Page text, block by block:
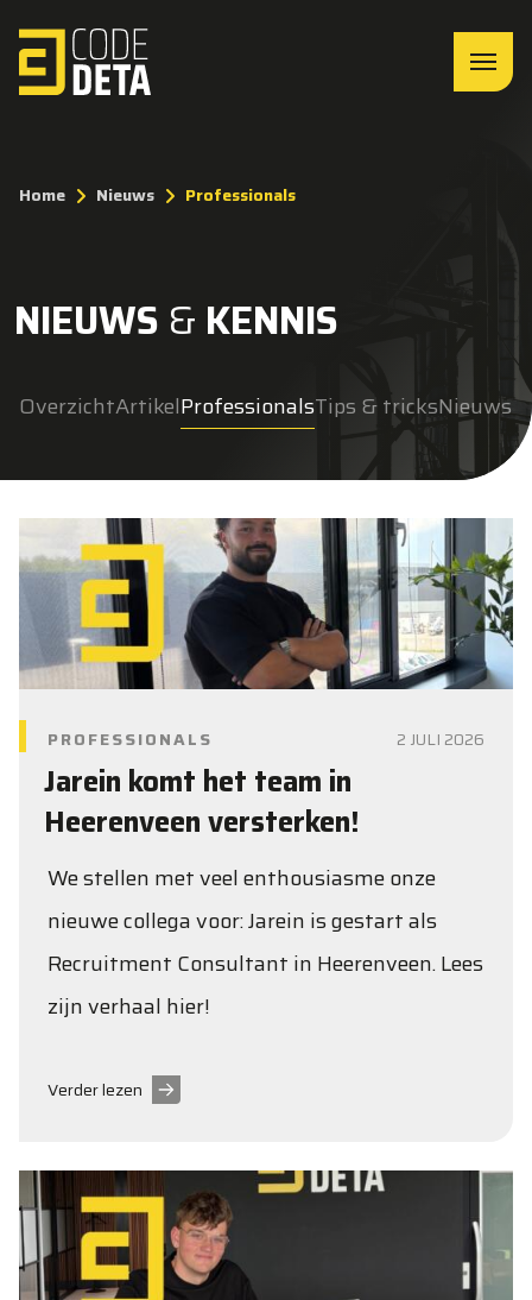
Home Nieuws Professionals
NIEUWS & KENNIS
OverzichtArtikelProfessionalsTips & tricksNieuws
PROFESSIONALS 2 JULI 2026
Jarein komt het team in
Heerenveen versterken!
We stellen met veel enthousiasme onze
nieuwe collega voor: Jarein is gestart als
Recruitment Consultant in Heerenveen. Lees
zijn verhaal hier!
Verder lezen